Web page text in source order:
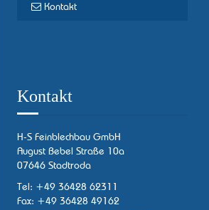
Kontakt
Kontakt
H-S Feinblechbau GmbH
August Bebel Straße 10a
07646 Stadtroda
Tel: +49 36428 62311
Fax: +49 36428 49162